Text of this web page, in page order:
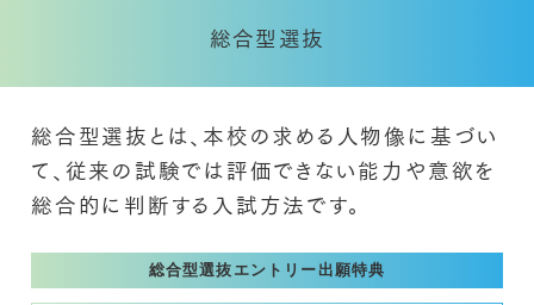
総合型選抜
総合型選抜とは、本校の求める人物像に基づい
て、 従来の試験では評価できない能力や意欲を
総合的に判断する入試方法です。
総合型選抜エントリー出願特典